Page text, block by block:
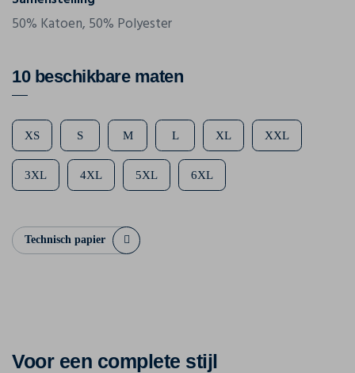
50% Katoen, 50% Polyester
10 beschikbare maten
XS S M L XL XXL
3XL 4XL 5XL 6XL
Technisch papier
Voor een complete stijl